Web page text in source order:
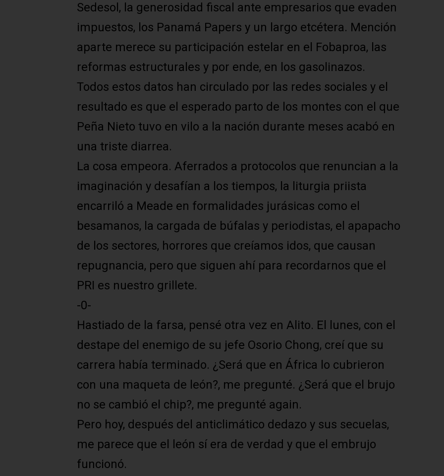
Sedesol, la generosidad fiscal ante empresarios que evaden
impuestos, los Panamá Papers y un largo etcétera. Mención
aparte merece su participación estelar en el Fobaproa, las
reformas estructurales y por ende, en los gasolinazos.
Todos estos datos han circulado por las redes sociales y el
resultado es que el esperado parto de los montes con el que
Peña Nieto tuvo en vilo a la nación durante meses acabó en
una triste diarrea.
La cosa empeora. Aferrados a protocolos que renuncian a la
imaginación y desafían a los tiempos, la liturgia priista
encarriló a Meade en formalidades jurásicas como el
besamanos, la cargada de búfalas y periodistas, el apapacho
de los sectores, horrores que creíamos idos, que causan
repugnancia, pero que siguen ahí para recordarnos que el
PRI es nuestro grillete.
-0-
Hastiado de la farsa, pensé otra vez en Alito. El lunes, con el
destape del enemigo de su jefe Osorio Chong, creí que su
carrera había terminado. ¿Será que en África lo cubrieron
con una maqueta de león?, me pregunté. ¿Será que el brujo
no se cambió el chip?, me pregunté again.
Pero hoy, después del anticlimático dedazo y sus secuelas,
me parece que el león sí era de verdad y que el embrujo
funcionó.